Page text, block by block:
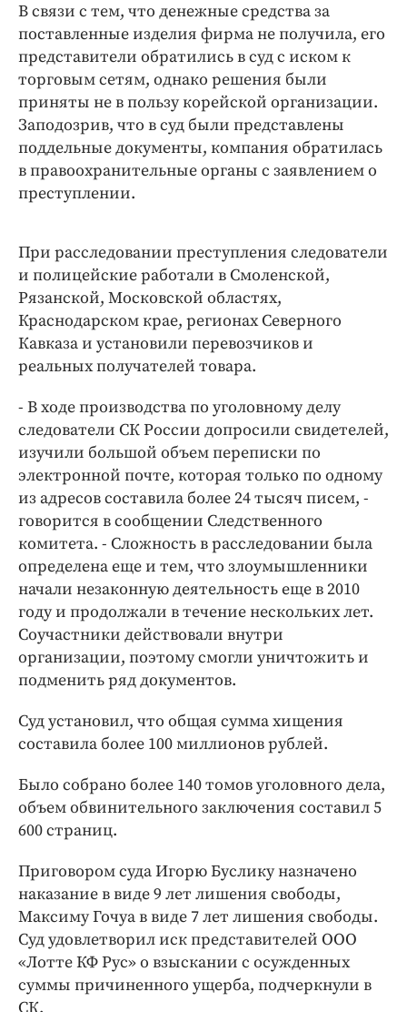
В связи с тем, что денежные средства за
поставленные изделия фирма не получила, его
представители обратились в суд с иском к
торговым сетям, однако решения были
приняты не в пользу корейской организации.
Заподозрив, что в суд были представлены
поддельные документы, компания обратилась
в правоохранительные органы с заявлением о
преступлении.
При расследовании преступления следователи
и полицейские работали в Смоленской,
Рязанской, Московской областях,
Краснодарском крае, регионах Северного
Кавказа и установили перевозчиков и
реальных получателей товара.
- В ходе производства по уголовному делу
следователи СК России допросили свидетелей,
изучили большой объем переписки по
электронной почте, которая только по одному
из адресов составила более 24 тысяч писем, -
говорится в сообщении Следственного
комитета. - Сложность в расследовании была
определена еще и тем, что злоумышленники
начали незаконную деятельность еще в 2010
году и продолжали в течение нескольких лет.
Соучастники действовали внутри
организации, поэтому смогли уничтожить и
подменить ряд документов.
Суд установил, что общая сумма хищения
составила более 100 миллионов рублей.
Было собрано более 140 томов уголовного дела,
объем обвинительного заключения составил 5
600 страниц.
Приговором суда Игорю Буслику назначено
наказание в виде 9 лет лишения свободы,
Максиму Гочуа в виде 7 лет лишения свободы.
Суд удовлетворил иск представителей ООО
«Лотте КФ Рус» о взыскании с осужденных
суммы причиненного ущерба, подчеркнули в